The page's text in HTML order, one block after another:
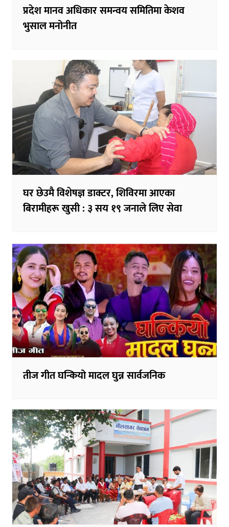
प्रदेश मानव अधिकार समन्वय समितिमा केशव
भुसाल मनोनीत
घर छेउमै विशेषज्ञ डाक्टर, शिविरमा आएका
बिरामीहरू खुसी : ३ सय १९ जनाले लिए सेवा
तीज गीत घन्कियो मादल घुन्न सार्वजनिक